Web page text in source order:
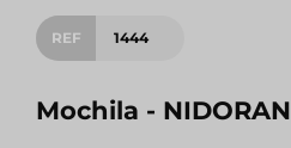
REF 1444
Mochila - NIDORAN